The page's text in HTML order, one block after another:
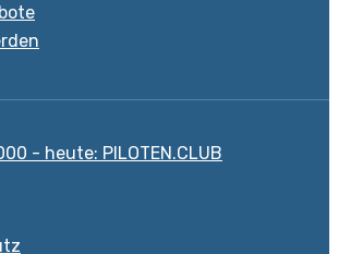
- heute: PILOTEN.CLUB